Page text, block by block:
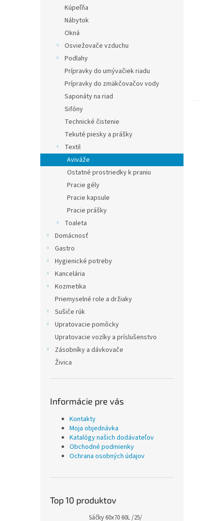
Kúpeľňa
Nábytok
Okná
Osviežovače vzduchu
Podlahy
Prípravky do umývačiek riadu
Prípravky do zmäkčovačov vody
Saponáty na riad
Sifóny
Technické čistenie
Tekuté piesky a prášky
Textil
Aviváže
Ostatné prostriedky k praniu
Pracie gély
Pracie kapsule
Pracie prášky
Toaleta
Domácnosť
Gastro
Hygienické potreby
Kancelária
Kozmetika
Priemyselné role a držiaky
Sušiče rúk
Upratovacie pomôcky
Upratovacie vozíky a príslušenstvo
Zásobníky a dávkovače
Živica
Informácie pre vás
Kontakty
Moja objednávka
Katalógy našich dodávateľov
Obchodné podmienky
Ochrana osobných údajov
Top 10 produktov
Sáčky 60x70 60L /25/